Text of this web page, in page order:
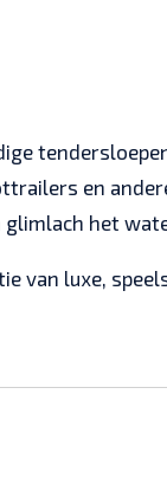
en
het
van luxe,